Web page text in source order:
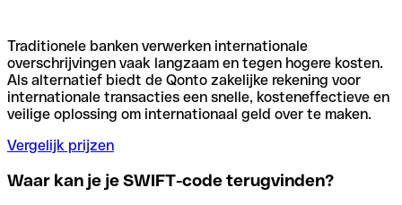
Traditionele banken verwerken internationale
overschrijvingen vaak langzaam en tegen hogere kosten.
Als alternatief biedt de Qonto zakelijke rekening voor
internationale transacties een snelle, kosteneffectieve en
veilige oplossing om internationaal geld over te maken.
Vergelijk prijzen
Waar kan je je SWIFT-code terugvinden?